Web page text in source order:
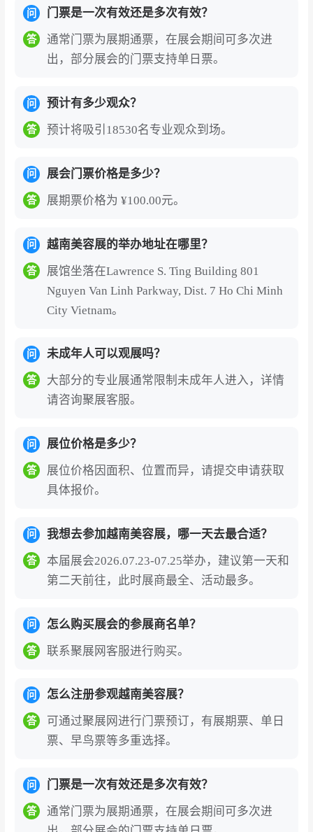
全产业链覆盖的一站式展示平台：展会涵盖化妆
品、护肤品、彩妆、香水、美发护发、美甲产
品、美容仪器设备、SPA水疗产品、医美设备、
链环节。从原材料到成品，从传统美容到科技美
妆，参展商可在此完成从技术展示、品牌曝光到
精准对接越南及东盟核心买家与渠道资源
年展会汇聚来自25个国家和地区的700多家参展
平方米，吸引12,500名专业B2B买家到场。观众
群体覆盖美容连锁机构、SPA中心、化妆品专卖
店、电商平台、经销商、进口商等全渠道采购主
体。参展商可直面越南及东盟最具采购实力的客
户群体。
对于中国企业的独特价值——拓展东盟市场的战
略引擎 ：越南美容市场年均增长率达15%，化妆
品市场90%依赖进口，医美服务需求三年激增21
关税优惠和市场准入便利。CosmoBeaute Vietna
m是中国美妆企业进入越南及东盟市场、对接国
际客户、展示自主品牌的核心平台。2025年展会
国际品牌占比达45%，中国参展企业以品牌化、
等高附加值领域。
技术创新与行业趋势的前沿阵地：展会上，AI皮
设备成为热点。可持续美妆革命、科技美容突
破、绿色创新工场等三大创新领域备受关注。展
会同期举办“东南亚美容合规峰会”“东盟美容创新
程、清真认证新规及区域资源整合策略，为国际
品牌进入东南亚市场提供实用指导。
高端论坛与行业资源的深度链接
丰富活动。参展企业可借此洞察越南市场政策动
态、了解消费趋势、对接当地经销商资源。
问 门票是一次有效还是多次有效？
答
通常门票为展期通票，在展会期间可多次进
出，部分展会的门票支持单日票。
问 预计有多少观众？
答 预计将吸引18530名专业观众到场。
问 展会门票价格是多少？
答 展期票价格为 ¥100.00元。
问 越南美容展的举办地址在哪里？
答
展馆坐落在Lawrence S. Ting Building 801
Nguyen Van Linh Parkway, Dist. 7 Ho Chi Minh
City Vietnam。
问 未成年人可以观展吗？
答
大部分的专业展通常限制未成年人进入，详情
请咨询聚展客服。
问 展位价格是多少？
答
展位价格因面积、位置而异，请提交申请获取
具体报价。
问 我想去参加越南美容展，哪一天去最合适？
答
本届展会2026.07.23-07.25举办，建议第一天和
第二天前往，此时展商最全、活动最多。
问 怎么购买展会的参展商名单？
答 联系聚展网客服进行购买。
问 怎么注册参观越南美容展？
答
可通过聚展网进行门票预订，有展期票、单日
票、早鸟票等多重选择。
问 门票是一次有效还是多次有效？
答
通常门票为展期通票，在展会期间可多次进